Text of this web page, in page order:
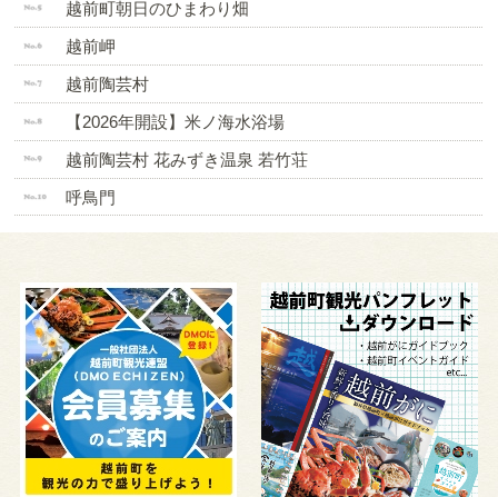
越前町朝日のひまわり畑
越前岬
越前陶芸村
【2026年開設】米ノ海水浴場
越前陶芸村 花みずき温泉 若竹荘
呼鳥門